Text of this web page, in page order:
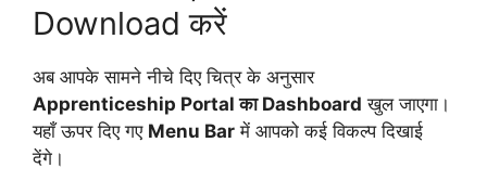
Download करें
अब आपके सामने नीचे दिए चित्र के अनुसार
Apprenticeship Portal का Dashboard खुल जाएगा।
यहाँ ऊपर दिए गए Menu Bar में आपको कई विकल्प दिखाई
देंगे।